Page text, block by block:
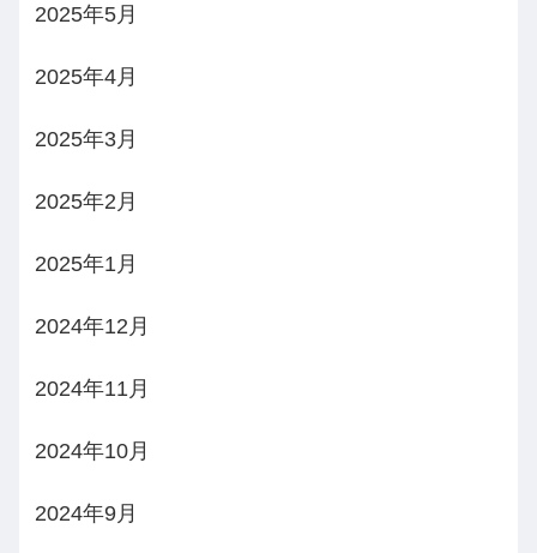
2025年5月
2025年4月
2025年3月
2025年2月
2025年1月
2024年12月
2024年11月
2024年10月
2024年9月